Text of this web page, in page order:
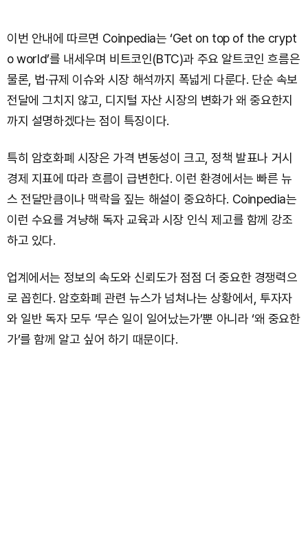
이번 안내에 따르면 Coinpedia는 ‘Get on top of the crypt
o world’를 내세우며 비트코인(BTC)과 주요 알트코인 흐름은
물론, 법·규제 이슈와 시장 해석까지 폭넓게 다룬다. 단순 속보
전달에 그치지 않고, 디지털 자산 시장의 변화가 왜 중요한지
까지 설명하겠다는 점이 특징이다.
특히 암호화폐 시장은 가격 변동성이 크고, 정책 발표나 거시
경제 지표에 따라 흐름이 급변한다. 이런 환경에서는 빠른 뉴
스 전달만큼이나 맥락을 짚는 해설이 중요하다. Coinpedia는
이런 수요를 겨냥해 독자 교육과 시장 인식 제고를 함께 강조
하고 있다.
업계에서는 정보의 속도와 신뢰도가 점점 더 중요한 경쟁력으
로 꼽힌다. 암호화폐 관련 뉴스가 넘쳐나는 상황에서, 투자자
와 일반 독자 모두 ‘무슨 일이 일어났는가’뿐 아니라 ‘왜 중요한
가’를 함께 알고 싶어 하기 때문이다.